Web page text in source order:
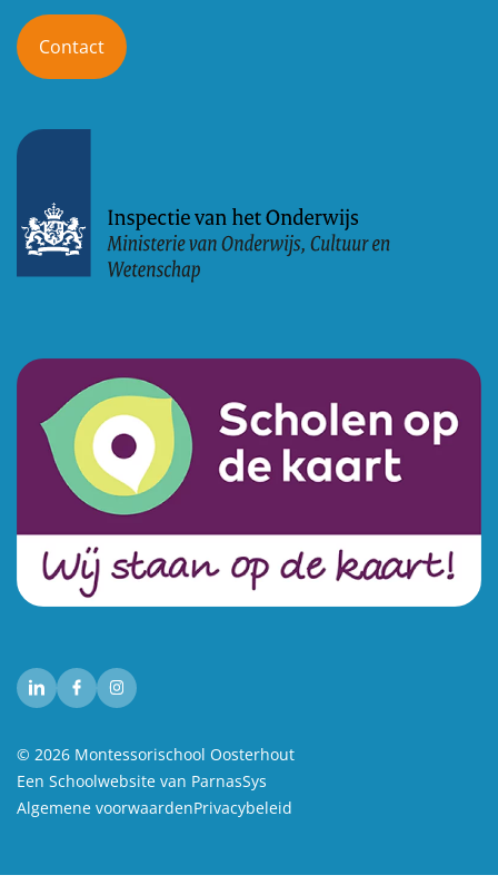
Contact
© 2026 Montessorischool Oosterhout
Een Schoolwebsite van ParnasSys
Algemene voorwaardenPrivacybeleid